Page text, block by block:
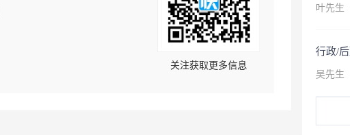
关注获取更多信息
叶先生
行政/
吴先生